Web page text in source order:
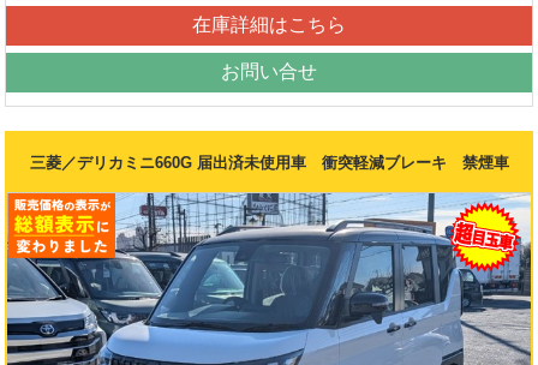
在庫詳細はこちら
お問い合せ
三菱／デリカミニ660G 届出済未使用車 衝突軽減ブレーキ 禁煙車